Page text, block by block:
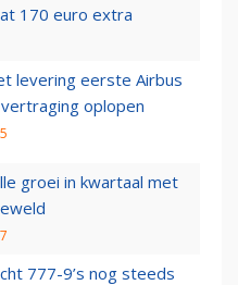
170 euro extra
levering eerste Airbus
oplopen
groei in kwartaal met
777-9’s nog steeds